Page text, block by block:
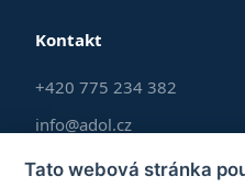
Kontakt
+420 775 234 382
info@adol.cz
Po–Pá 9:00–17:00
Tato webová stránka